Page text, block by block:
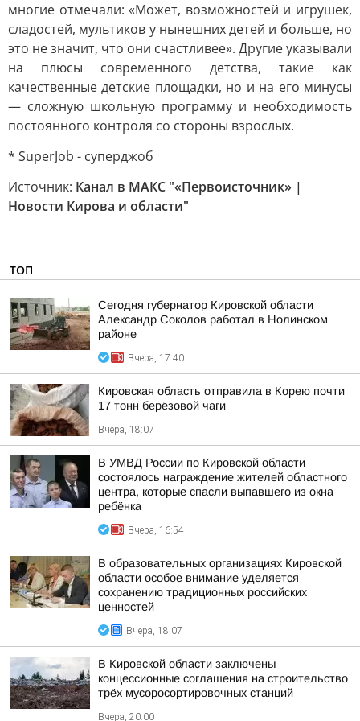
многие отмечали: «Может, возможностей и игрушек,
сладостей, мультиков у нынешних детей и больше, но
это не значит, что они счастливее». Другие указывали
на плюсы современного детства, такие как
качественные детские площадки, но и на его минусы
— сложную школьную программу и необходимость
постоянного контроля со стороны взрослых.
* SuperJob - суперджоб
Источник: Канал в МАКС "«Первоисточник» |
Новости Кирова и области"
ТОП
Сегодня губернатор Кировской области
Александр Соколов работал в Нолинском
районе
Вчера, 17:40
Кировская область отправила в Корею почти
17 тонн берёзовой чаги
Вчера, 18:07
В УМВД России по Кировской области
состоялось награждение жителей областного
центра, которые спасли выпавшего из окна
ребёнка
Вчера, 16:54
В образовательных организациях Кировской
области особое внимание уделяется
сохранению традиционных российских
ценностей
Вчера, 18:07
В Кировской области заключены
концессионные соглашения на строительство
трёх мусоросортировочных станций
Вчера, 20:00